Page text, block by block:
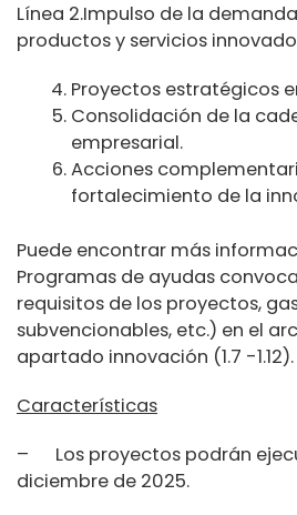
Línea 2.Impulso de la
productos y servicios
Proyectos estratégicos
Consolidación de la
empresarial.
Acciones
fortalecimiento de la
Puede encontrar más
Programas de ayudas
requisitos de los proyectos,
subvencionables, etc.) en el
apartado innovación (1.7 -1.12).
Características
– Los proyectos podrán
diciembre de 2025.